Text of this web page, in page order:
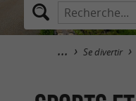
Se divertir